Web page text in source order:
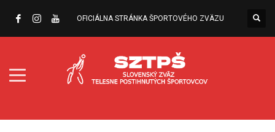
OFICIÁLNA STRÁNKA ŠPORTOVÉHO ZVÄZU